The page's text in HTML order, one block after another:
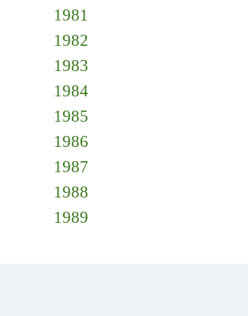
1981
1982
1983
1984
1985
1986
1987
1988
1989